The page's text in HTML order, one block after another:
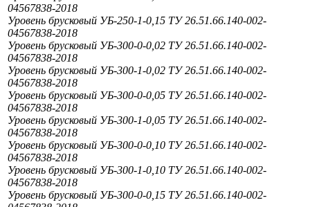
04567838-2018
Уровень брусковый УБ-250-1-0,15 ТУ 26.51.66.140-002-
04567838-2018
Уровень брусковый УБ-300-0-0,02 ТУ 26.51.66.140-002-
04567838-2018
Уровень брусковый УБ-300-1-0,02 ТУ 26.51.66.140-002-
04567838-2018
Уровень брусковый УБ-300-0-0,05 ТУ 26.51.66.140-002-
04567838-2018
Уровень брусковый УБ-300-1-0,05 ТУ 26.51.66.140-002-
04567838-2018
Уровень брусковый УБ-300-0-0,10 ТУ 26.51.66.140-002-
04567838-2018
Уровень брусковый УБ-300-1-0,10 ТУ 26.51.66.140-002-
04567838-2018
Уровень брусковый УБ-300-0-0,15 ТУ 26.51.66.140-002-